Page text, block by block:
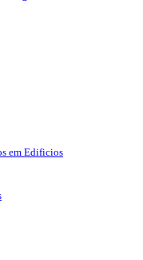
em Edificios